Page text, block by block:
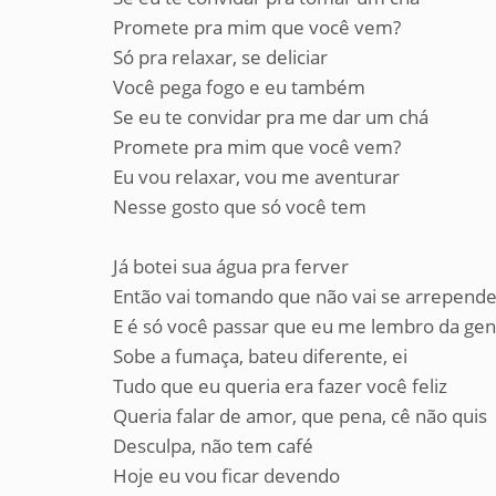
Promete pra mim que você vem?
Só pra relaxar, se deliciar
Você pega fogo e eu também
Se eu te convidar pra me dar um chá
Promete pra mim que você vem?
Eu vou relaxar, vou me aventurar
Nesse gosto que só você tem
Já botei sua água pra ferver
Então vai tomando que não vai se
E é só você passar que eu me lembro da
Sobe a fumaça, bateu diferente, ei
Tudo que eu queria era fazer você feliz
Queria falar de amor, que pena, cê não quis
Desculpa, não tem café
Hoje eu vou ficar devendo